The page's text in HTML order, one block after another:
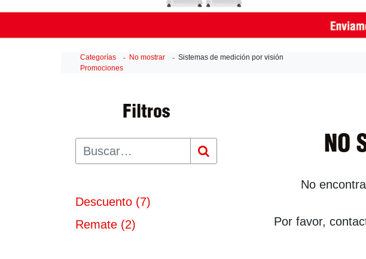
Categorías No mostrar
Sistemas de medición por visión
Promociones
Filtros
Descuento (7)
Remate (2)
NO
No
Por favor,